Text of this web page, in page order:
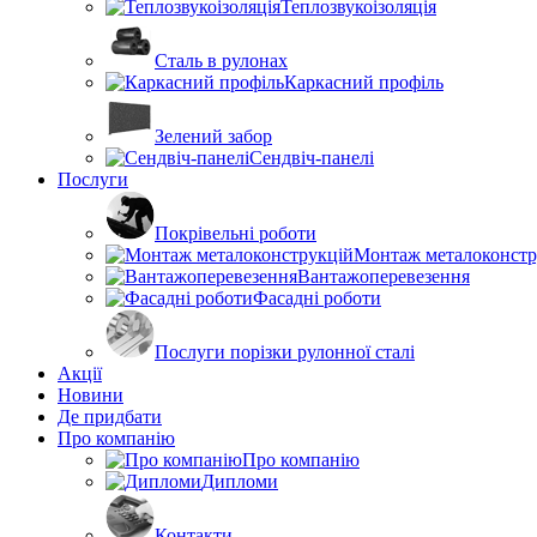
Теплозвукоізоляція
Сталь в рулонах
Каркасний профіль
Зелений забор
Сендвіч-панелі
Послуги
Покрівельні роботи
Монтаж
Вантажоперевезення
Фасадні роботи
Послуги порізки рулонної сталі
Акції
Новини
Де придбати
Про компанію
Про компанію
Дипломи